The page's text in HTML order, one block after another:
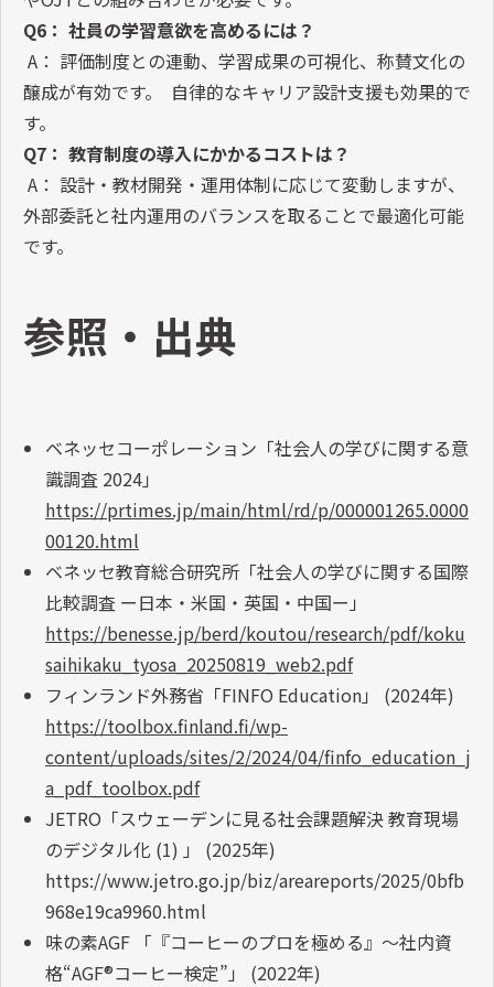
Q6： 社員の学習意欲を高めるには？
A： 評価制度との連動、学習成果の可視化、称賛文化の
醸成が有効です。 自律的なキャリア設計支援も効果的で
す。
Q7： 教育制度の導入にかかるコストは？
A： 設計・教材開発・運用体制に応じて変動しますが、
外部委託と社内運用のバランスを取ることで最適化可能
です。
参照・出典
ベネッセコーポレーション「社会人の学びに関する意
識調査 2024」
https://prtimes.jp/main/html/rd/p/000001265.0000
00120.html
ベネッセ教育総合研究所「社会人の学びに関する国際
比較調査 ー日本・米国・英国・中国ー」
https://benesse.jp/berd/koutou/research/pdf/koku
saihikaku_tyosa_20250819_web2.pdf
フィンランド外務省「FINFO Education」 (2024年)
https://toolbox.finland.fi/wp-
content/uploads/sites/2/2024/04/finfo_education_j
a_pdf_toolbox.pdf
JETRO「スウェーデンに見る社会課題解決 教育現場
のデジタル化 (1) 」 (2025年)
https://www.jetro.go.jp/biz/areareports/2025/0bfb
968e19ca9960.html
味の素AGF 「『コーヒーのプロを極める』〜社内資
格“AGF®コーヒー検定”」 (2022年)